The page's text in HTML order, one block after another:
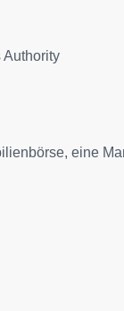
Authority
eine